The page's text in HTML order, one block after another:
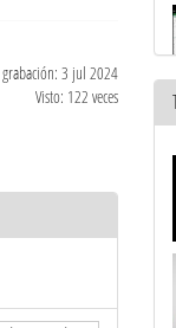
grabación: 3 jul 2024
Visto: 122 veces